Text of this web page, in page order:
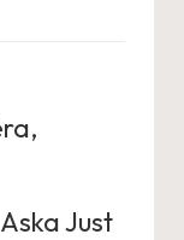
,
Just